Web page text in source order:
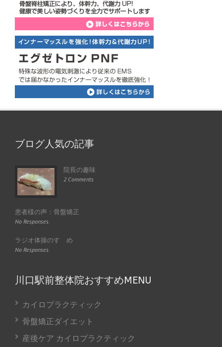
ブログ人気の記事
院長の趣味
2 Comments
患者様の声：骨盤矯正
No Responses.
ラジオ体操のすゝめ
No Responses.
川口駅前整体院おすすめMENU
カイロプラクティック
骨盤矯正ダイエット
産後ケア カイロプラクティック